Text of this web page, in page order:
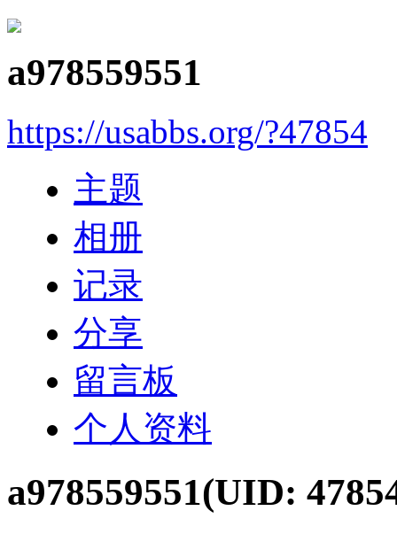
a978559551
https://usabbs.org/?47854
主题
相册
记录
分享
留言板
个人资料
a978559551(UID: